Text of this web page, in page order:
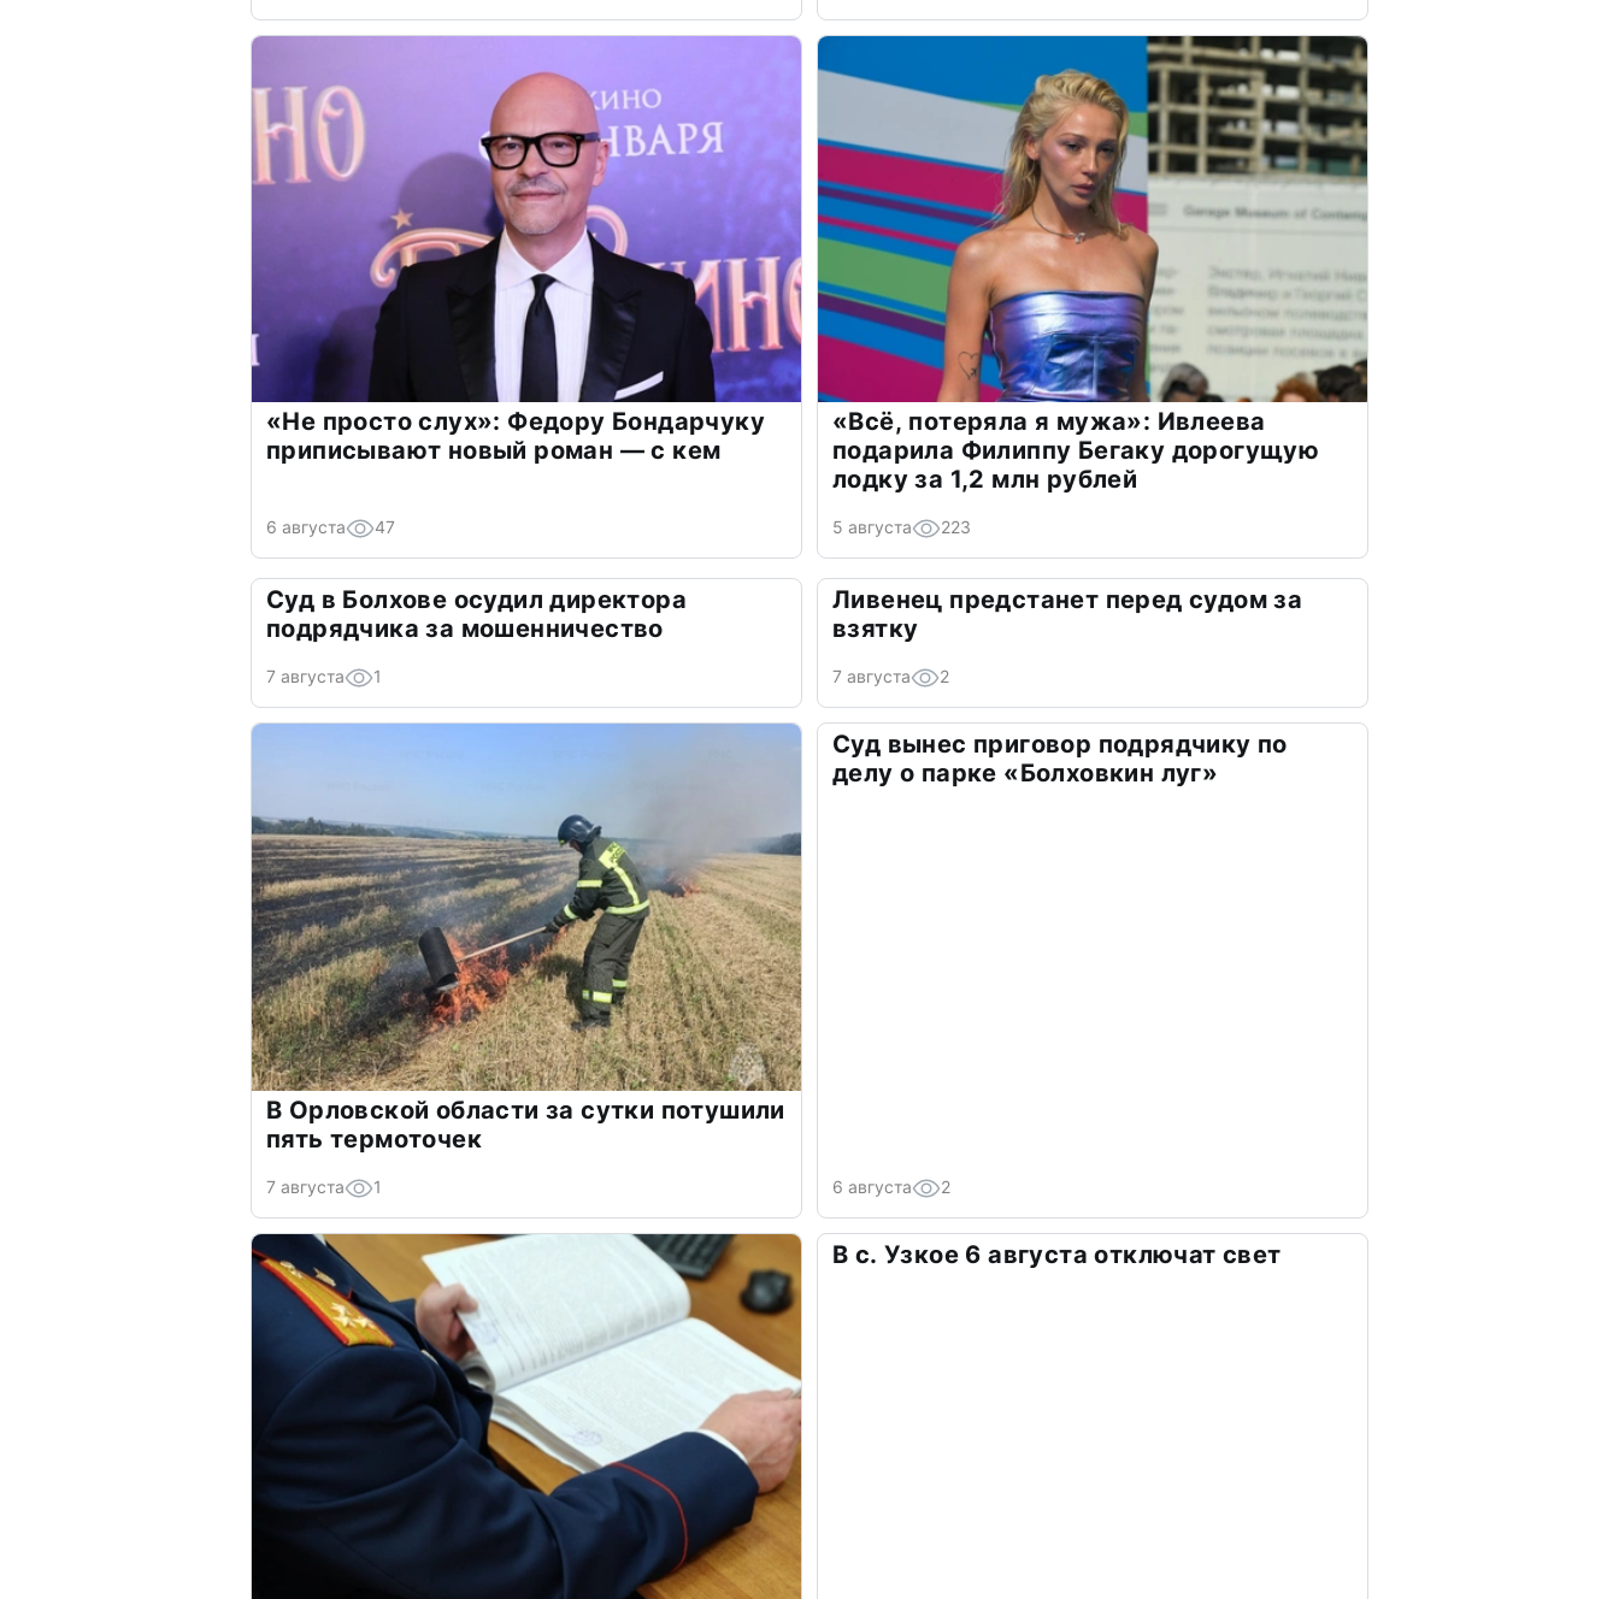
«Не просто слух»: Федору Бондарчуку
приписывают новый роман — с кем
6 августа 47
«Всё, потеряла я мужа»: Ивлеева
подарила Филиппу Бегаку дорогущую
лодку за 1,2 млн рублей
5 августа 223
Суд в Болхове осудил директора
подрядчика за мошенничество
7 августа 1
Ливенец предстанет перед судом за
взятку
7 августа 2
В Орловской области за сутки потушили
пять термоточек
7 августа 1
Суд вынес приговор подрядчику по
делу о парке «Болховкин луг»
6 августа 2
В с. Узкое 6 августа отключат свет